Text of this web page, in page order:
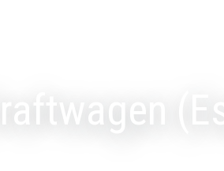
Kraftwagen